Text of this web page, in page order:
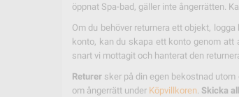
öppnat Spa-bad, gäller inte ångerrätten.
Om du behöver returnera ett objekt,
konto, kan du skapa ett konto genom att
snart vi mottagit och hanterat den
Returer sker på din egen bekostnad
om ångerrätt under Köpvillkoren. Skicka